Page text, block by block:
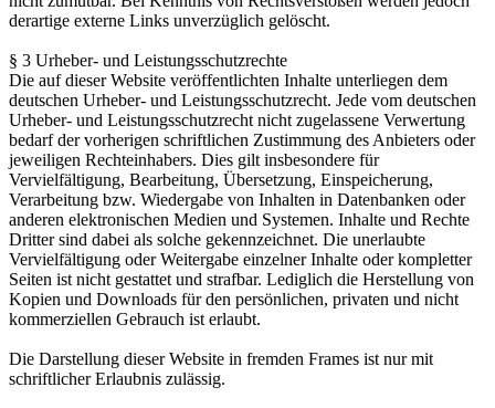
derartige externe Links unverzüglich gelöscht.
§ 3 Urheber- und Leistungsschutzrechte
Die auf dieser Website veröffentlichten Inhalte unterliegen dem
deutschen Urheber- und Leistungsschutzrecht. Jede vom deutschen
Urheber- und Leistungsschutzrecht nicht zugelassene Verwertung
bedarf der vorherigen schriftlichen Zustimmung des Anbieters oder
jeweiligen Rechteinhabers. Dies gilt insbesondere für
Vervielfältigung, Bearbeitung, Übersetzung, Einspeicherung,
Verarbeitung bzw. Wiedergabe von Inhalten in Datenbanken oder
anderen elektronischen Medien und Systemen. Inhalte und Rechte
Dritter sind dabei als solche gekennzeichnet. Die unerlaubte
Vervielfältigung oder Weitergabe einzelner Inhalte oder kompletter
Seiten ist nicht gestattet und strafbar. Lediglich die Herstellung von
Kopien und Downloads für den persönlichen, privaten und nicht
kommerziellen Gebrauch ist erlaubt.
Die Darstellung dieser Website in fremden Frames ist nur mit
schriftlicher Erlaubnis zulässig.